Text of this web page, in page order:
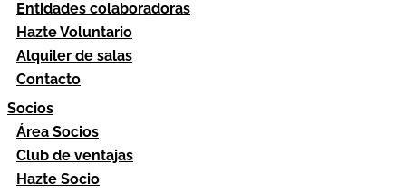
Entidades colaboradoras
Hazte Voluntario
Alquiler de salas
Contacto
Socios
Área Socios
Club de ventajas
Hazte Socio